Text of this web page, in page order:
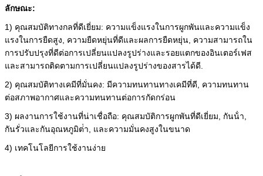
ลักษณะ:
1) คุณสมบัติทางกลที่ดีเยี่ยม: ความแข็งแรงในการผูกพันและความแข็ง
แรงในการยืดสูง, ความยืดหยุ่นที่ดีและผลการยืดหยุ่น, ความสามารถใน
การปรับปรุงที่ดีต่อการเปลี่ยนแปลงรูปร่างและรอยแตกของอินเตอร์เฟส
และสามารถติดตามการเปลี่ยนแปลงรูปร่างของสารได้ดี.
2) คุณสมบัติทางเคมีที่มั่นคง: มีความทนทานทางเคมีที่ดี, ความทนทาน
ต่อสภาพอากาศและความทนทานต่อการกัดกร่อน
3) ผลงานการใช้งานที่น่าเชื่อถือ: คุณสมบัติการผูกพันที่ดีเยี่ยม, กันน้ํา,
กันรั่วและกันอุณหภูมิต่ํา, และความมั่นคงสูงในขนาด
4) เทคโนโลยีการใช้งานง่าย